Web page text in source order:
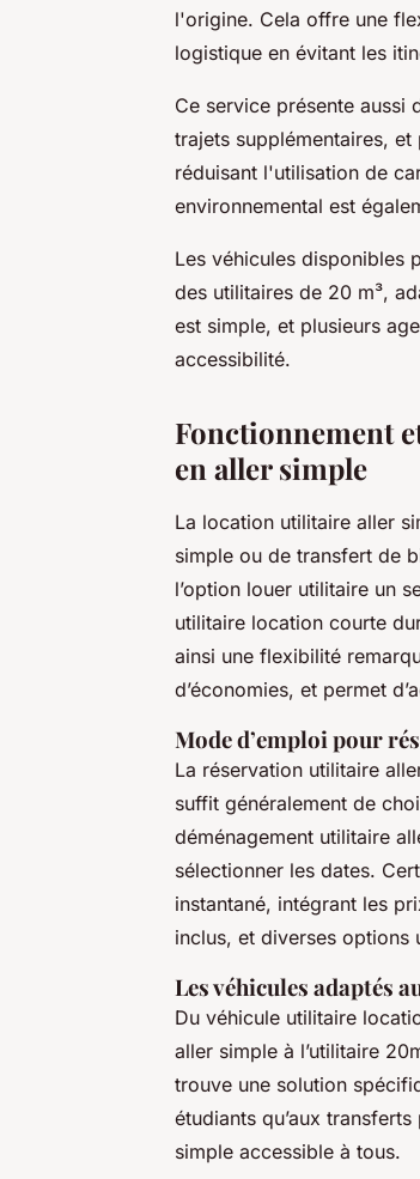
l'origine. Cela offre une
logistique en évitant les
Ce service présente aussi
trajets supplémentaires,
réduisant l'utilisation de
environnemental est
Les véhicules disponibles
des utilitaires de 20 m³,
est simple, et plusieurs
accessibilité.
Fonctionnement
en aller simple
La location utilitaire aller
simple ou de transfert de
l’option louer utilitaire un
utilitaire location courte
ainsi une flexibilité
d’économies, et permet
Mode d’emploi pour
La réservation utilitaire
suffit généralement de
déménagement utilitaire
sélectionner les dates.
instantané, intégrant les
inclus, et diverses options
Les véhicules adaptés
Du véhicule utilitaire
aller simple à l’utilitaire
trouve une solution
étudiants qu’aux
simple accessible à tous.